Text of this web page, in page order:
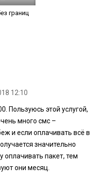
границ
12:10
Пользуюсь этой услугой,
много смс –
и если оплачивать всё в
значительно
оплачивать пакет, тем
они месяц.